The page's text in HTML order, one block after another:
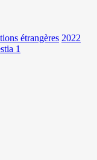
étrangères 2022
1